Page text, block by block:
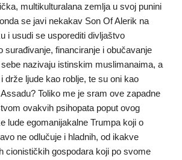
multikulturalana zemlja u svoj punini
se javi nekakav Son Of Alerik na
i usudi se usporediti divljaštvo
surađivanje, financiranje i obučavanje
nazivaju istinskim muslimanaima, a
drže ljude kao roblje, te su oni kao
Assadu? Toliko me je sram ove zapadne
ovakvih psihopata poput ovog
lude egomanijakalne Trumpa koji o
ne odlučuje i hladnih, od ikakve
cionističkih gospodara koji po svome